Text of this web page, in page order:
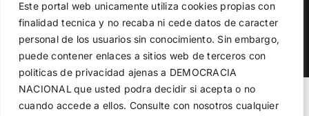
Este portal web unicamente utiliza cookies propias con
finalidad tecnica y no recaba ni cede datos de caracter
personal de los usuarios sin conocimiento. Sin embargo,
puede contener enlaces a sitios web de terceros con
politicas de privacidad ajenas a DEMOCRACIA
NACIONAL que usted podra decidir si acepta o no
cuando accede a ellos. Consulte con nosotros cualquier
Copyright 2023 | Democracia Nacional | All Rights Reserved
Facebook
TwitterInstagram
Warning: Undefined variable $visibility_homepage in
el funcionamiento de la web, medir su uso y mejorar
nuestros servicios. Puede aceptar todas las cookies,
rechazar las no necesarias o configurar sus preferencias.
Política de cookies
Aceptar todo